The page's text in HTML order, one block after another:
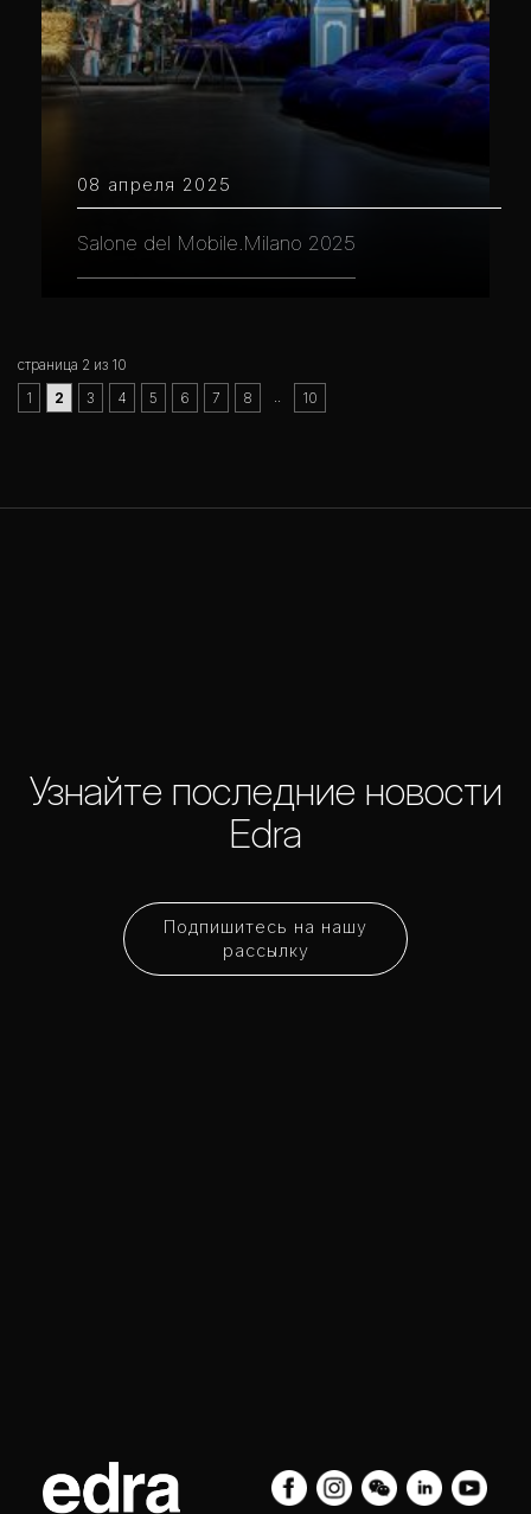
08 апреля 2025
Salone del Mobile.Milano 2025
страница 2 из 10
1
2 3 4 5 6 7 8 10
Подпишитесь на нашу
рассылку
Узнайте последние новости
Edra